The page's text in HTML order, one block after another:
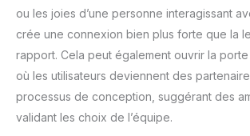
ou les joies d’une personne interagissant
crée une connexion bien plus forte que la
rapport. Cela peut également ouvrir la
où les utilisateurs deviennent des
processus de conception, suggérant des
validant les choix de l’équipe.